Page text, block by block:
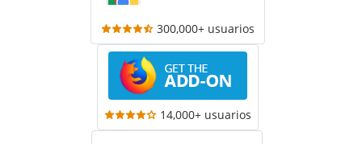
300,000+ usuarios
14,000+ usuarios